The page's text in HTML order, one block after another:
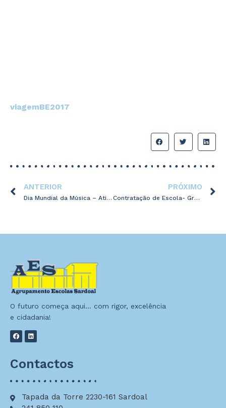
viagemBE2017
ANTERIOR
Dia Mundial da Música – Atividade
PRÓXIMO
Contratação de Escola- Grupo 500
O futuro começa aqui… com rigor, excelência
e cidadania!
Contactos
Tapada da Torre 2230-161 Sardoal